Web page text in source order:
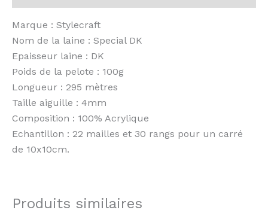
Marque : Stylecraft
Nom de la laine : Special DK
Epaisseur laine : DK
Poids de la pelote : 100g
Longueur : 295 mètres
Taille aiguille : 4mm
Composition : 100% Acrylique
Echantillon : 22 mailles et 30 rangs pour un carré
de 10x10cm.
Produits similaires